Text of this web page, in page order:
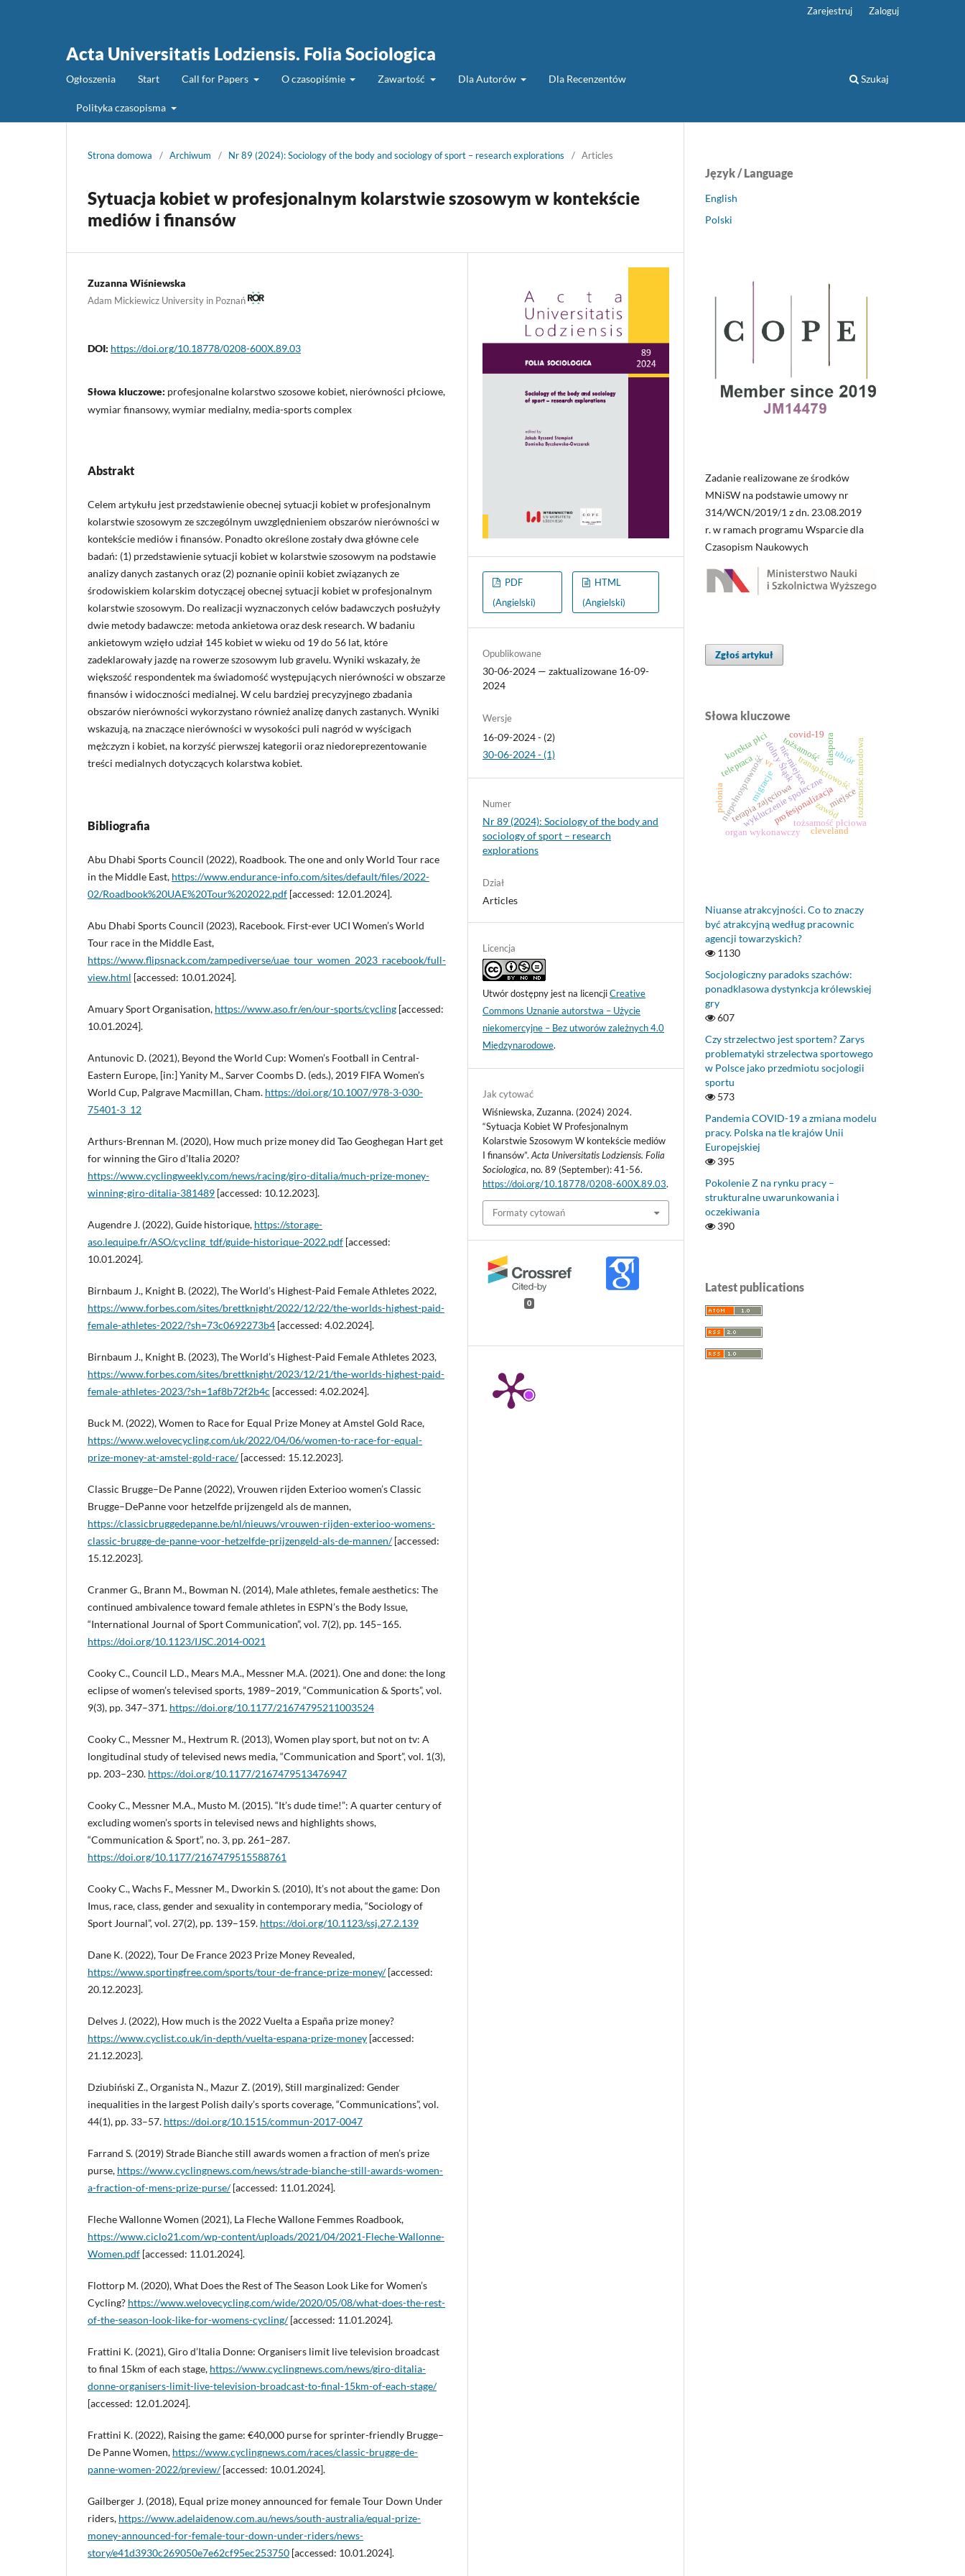
Acta Universitatis Lodziensis. Folia Sociologica
Ogłoszenia Start Call for Papers O czasopiśmie Zawartość Dla Autorów Dla Recenzentów
Polityka czasopisma
Szukaj
Zarejestruj Zaloguj
Strona domowa / Archiwum / Nr 89 (2024): Sociology of the body and sociology of sport – research explorations / Articles
Sytuacja kobiet w profesjonalnym kolarstwie szosowym w kontekście
mediów i finansów
Zuzanna Wiśniewska
Adam Mickiewicz University in Poznań
DOI: https://doi.org/10.18778/0208-600X.89.03
Słowa kluczowe: profesjonalne kolarstwo szosowe kobiet, nierówności płciowe,
wymiar finansowy, wymiar medialny, media-sports complex
Abstrakt
Celem artykułu jest przedstawienie obecnej sytuacji kobiet w profesjonalnym
kolarstwie szosowym ze szczególnym uwzględnieniem obszarów nierówności w
kontekście mediów i finansów. Ponadto określone zostały dwa główne cele
badań: (1) przedstawienie sytuacji kobiet w kolarstwie szosowym na podstawie
analizy danych zastanych oraz (2) poznanie opinii kobiet związanych ze
środowiskiem kolarskim dotyczącej obecnej sytuacji kobiet w profesjonalnym
kolarstwie szosowym. Do realizacji wyznaczonych celów badawczych posłużyły
dwie metody badawcze: metoda ankietowa oraz desk research. W badaniu
ankietowym wzięło udział 145 kobiet w wieku od 19 do 56 lat, które
zadeklarowały jazdę na rowerze szosowym lub gravelu. Wyniki wskazały, że
większość respondentek ma świadomość występujących nierówności w obszarze
finansów i widoczności medialnej. W celu bardziej precyzyjnego zbadania
obszarów nierówności wykorzystano również analizę danych zastanych. Wyniki
wskazują, na znaczące nierówności w wysokości puli nagród w wyścigach
mężczyzn i kobiet, na korzyść pierwszej kategorii oraz niedoreprezentowanie
treści medialnych dotyczących kolarstwa kobiet.
Bibliografia
Abu Dhabi Sports Council (2022), Roadbook. The one and only World Tour race
in the Middle East, https://www.endurance-info.com/sites/default/files/2022-
02/Roadbook%20UAE%20Tour%202022.pdf [accessed: 12.01.2024].
Abu Dhabi Sports Council (2023), Racebook. First-ever UCI Women’s World
Tour race in the Middle East,
https://www.flipsnack.com/zampediverse/uae_tour_women_2023_racebook/full-
view.html [accessed: 10.01.2024].
Amuary Sport Organisation, https://www.aso.fr/en/our-sports/cycling [accessed:
10.01.2024].
Antunovic D. (2021), Beyond the World Cup: Women’s Football in Central-
Eastern Europe, [in:] Yanity M., Sarver Coombs D. (eds.), 2019 FIFA Women’s
World Cup, Palgrave Macmillan, Cham. https://doi.org/10.1007/978-3-030-
75401-3_12
Arthurs-Brennan M. (2020), How much prize money did Tao Geoghegan Hart get
for winning the Giro d’Italia 2020?
https://www.cyclingweekly.com/news/racing/giro-ditalia/much-prize-money-
winning-giro-ditalia-381489 [accessed: 10.12.2023].
Augendre J. (2022), Guide historique, https://storage-
aso.lequipe.fr/ASO/cycling_tdf/guide-historique-2022.pdf [accessed:
10.01.2024].
Birnbaum J., Knight B. (2022), The World’s Highest-Paid Female Athletes 2022,
https://www.forbes.com/sites/brettknight/2022/12/22/the-worlds-highest-paid-
female-athletes-2022/?sh=73c0692273b4 [accessed: 4.02.2024].
Birnbaum J., Knight B. (2023), The World’s Highest-Paid Female Athletes 2023,
https://www.forbes.com/sites/brettknight/2023/12/21/the-worlds-highest-paid-
female-athletes-2023/?sh=1af8b72f2b4c [accessed: 4.02.2024].
Buck M. (2022), Women to Race for Equal Prize Money at Amstel Gold Race,
https://www.welovecycling.com/uk/2022/04/06/women-to-race-for-equal-
prize-money-at-amstel-gold-race/[accessed: 15.12.2023].
Classic Brugge–De Panne (2022), Vrouwen rijden Exterioo women’s Classic
Brugge–DePanne voor hetzelfde prijzengeld als de mannen,
https://classicbruggedepanne.be/nl/nieuws/vrouwen-rijden-exterioo-womens-
classic-brugge-de-panne-voor-hetzelfde-prijzengeld-als-de-mannen/[accessed:
15.12.2023].
Cranmer G., Brann M., Bowman N. (2014), Male athletes, female aesthetics: The
continued ambivalence toward female athletes in ESPN’s the Body Issue,
“International Journal of Sport Communication”, vol. 7(2), pp. 145–165.
https://doi.org/10.1123/IJSC.2014-0021
Cooky C., Council L.D., Mears M.A., Messner M.A. (2021). One and done: the long
eclipse of women’s televised sports, 1989–2019, “Communication & Sports”, vol.
9(3), pp. 347–371. https://doi.org/10.1177/21674795211003524
Cooky C., Messner M., Hextrum R. (2013), Women play sport, but not on tv: A
longitudinal study of televised news media, “Communication and Sport”, vol. 1(3),
pp. 203–230. https://doi.org/10.1177/2167479513476947
Cooky C., Messner M.A., Musto M. (2015). “It’s dude time!”: A quarter century of
excluding women’s sports in televised news and highlights shows,
“Communication & Sport”, no. 3, pp. 261–287.
https://doi.org/10.1177/2167479515588761
Cooky C., Wachs F., Messner M., Dworkin S. (2010), It’s not about the game: Don
Imus, race, class, gender and sexuality in contemporary media, “Sociology of
Sport Journal”, vol. 27(2), pp. 139–159. https://doi.org/10.1123/ssj.27.2.139
Dane K. (2022), Tour De France 2023 Prize Money Revealed,
https://www.sportingfree.com/sports/tour-de-france-prize-money/[accessed:
20.12.2023].
Delves J. (2022), How much is the 2022 Vuelta a España prize money?
https://www.cyclist.co.uk/in-depth/vuelta-espana-prize-money [accessed:
21.12.2023].
Dziubiński Z., Organista N., Mazur Z. (2019), Still marginalized: Gender
inequalities in the largest Polish daily’s sports coverage, “Communications”, vol.
44(1), pp. 33–57. https://doi.org/10.1515/commun-2017-0047
Farrand S. (2019) Strade Bianche still awards women a fraction of men’s prize
purse, https://www.cyclingnews.com/news/strade-bianche-still-awards-women-
a-fraction-of-mens-prize-purse/[accessed: 11.01.2024].
Fleche Wallonne Women (2021), La Fleche Wallone Femmes Roadbook,
https://www.ciclo21.com/wp-content/uploads/2021/04/2021-Fleche-Wallonne-
Women.pdf [accessed: 11.01.2024].
Flottorp M. (2020), What Does the Rest of The Season Look Like for Women’s
Cycling? https://www.welovecycling.com/wide/2020/05/08/what-does-the-rest-
of-the-season-look-like-for-womens-cycling/[accessed: 11.01.2024].
Frattini K. (2021), Giro d’Italia Donne: Organisers limit live television broadcast
to final 15km of each stage, https://www.cyclingnews.com/news/giro-ditalia-
donne-organisers-limit-live-television-broadcast-to-final-15km-of-each-stage/
[accessed: 12.01.2024].
Frattini K. (2022), Raising the game: €40,000 purse for sprinter-friendly Brugge–
De Panne Women, https://www.cyclingnews.com/races/classic-brugge-de-
panne-women-2022/preview/[accessed: 10.01.2024].
Gailberger J. (2018), Equal prize money announced for female Tour Down Under
riders, https://www.adelaidenow.com.au/news/south-australia/equal-prize-
money-announced-for-female-tour-down-under-riders/news-
story/e41d3930c269050e7e62cf95ec253750 [accessed: 10.01.2024].
PDF
(Angielski)
HTML
(Angielski)
Opublikowane
30-06-2024 — zaktualizowane 16-09-
2024
Wersje
16-09-2024 - (2)
30-06-2024 - (1)
Numer
Nr 89 (2024): Sociology of the body and
sociology of sport – research
explorations
Dział
Articles
Licencja
Utwór dostępny jest na licencjiCreative
Commons Uznanie autorstwa – Użycie
niekomercyjne – Bez utworów zależnych 4.0
Międzynarodowe.
Jak cytować
Wiśniewska, Zuzanna. (2024) 2024.
“Sytuacja Kobiet W Profesjonalnym
Kolarstwie Szosowym W kontekście mediów
I finansów”.Acta Universitatis Lodziensis. Folia
Sociologica, no. 89 (September): 41-56.
https://doi.org/10.18778/0208-600X.89.03.
Formaty cytowań
0
Język / Language
English
Polski
Zadanie realizowane ze środków
MNiSW na podstawie umowy nr
314/WCN/2019/1 z dn. 23.08.2019
r. w ramach programu Wsparcie dla
Czasopism Naukowych
Zgłoś artykuł
Słowa kluczowe
profesjonalizacja
zawód
terapia zajęciowa
wykluczenie społeczne
niepełnosprawność miejsce
nie-miejsce
dolny Śląsktranspłciowość
tożsamość
tożsamość płciowa
korekta płci
migracje
diaspora
polonia
cleveland
tożsamość narodowa
telepraca
covid-19
ubiór
vr
organ wykonawczy
Niuanse atrakcyjności. Co to znaczy
być atrakcyjną według pracownic
agencji towarzyskich?
1130
Socjologiczny paradoks szachów:
ponadklasowa dystynkcja królewskiej
gry
607
Czy strzelectwo jest sportem? Zarys
problematyki strzelectwa sportowego
w Polsce jako przedmiotu socjologii
sportu
573
Pandemia COVID-19 a zmiana modelu
pracy. Polska na tle krajów Unii
Europejskiej
395
Pokolenie Z na rynku pracy –
strukturalne uwarunkowania i
oczekiwania
390
Latest publications